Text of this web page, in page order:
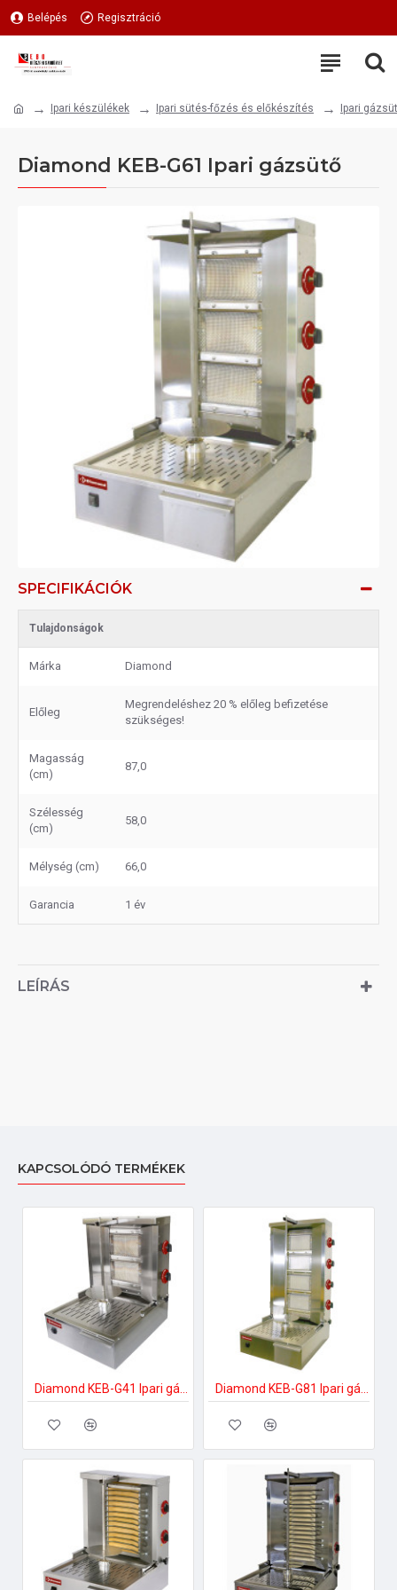
Belépés Regisztráció
Ipari készülékek Ipari sütés-főzés és előkészítés Ipari
Diamond KEB-G61 Ipari gázsütő
SPECIFIKÁCIÓK
Tulajdonságok
Márka Diamond
Előleg
Megrendeléshez 20 % előleg befizetése
szükséges!
Magasság
(cm)
87,0
Szélesség
(cm)
58,0
Mélység (cm) 66,0
Garancia 1 év
LEÍRÁS
KAPCSOLÓDÓ TERMÉKEK